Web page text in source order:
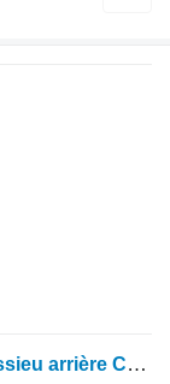
New Holland Ensemble différentiel d'essieu arrière Case 87490100, Tm, T7, T6070 5162514 pour tracteur à roues TM150